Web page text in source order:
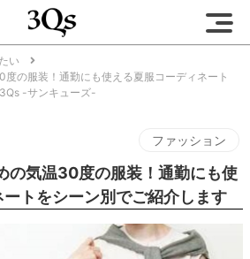
い
の服装！通勤にも使える夏服コーディネート
-サンキューズ-
ファッション
の気温30度の服装！通勤にも使
トをシーン別でご紹介します